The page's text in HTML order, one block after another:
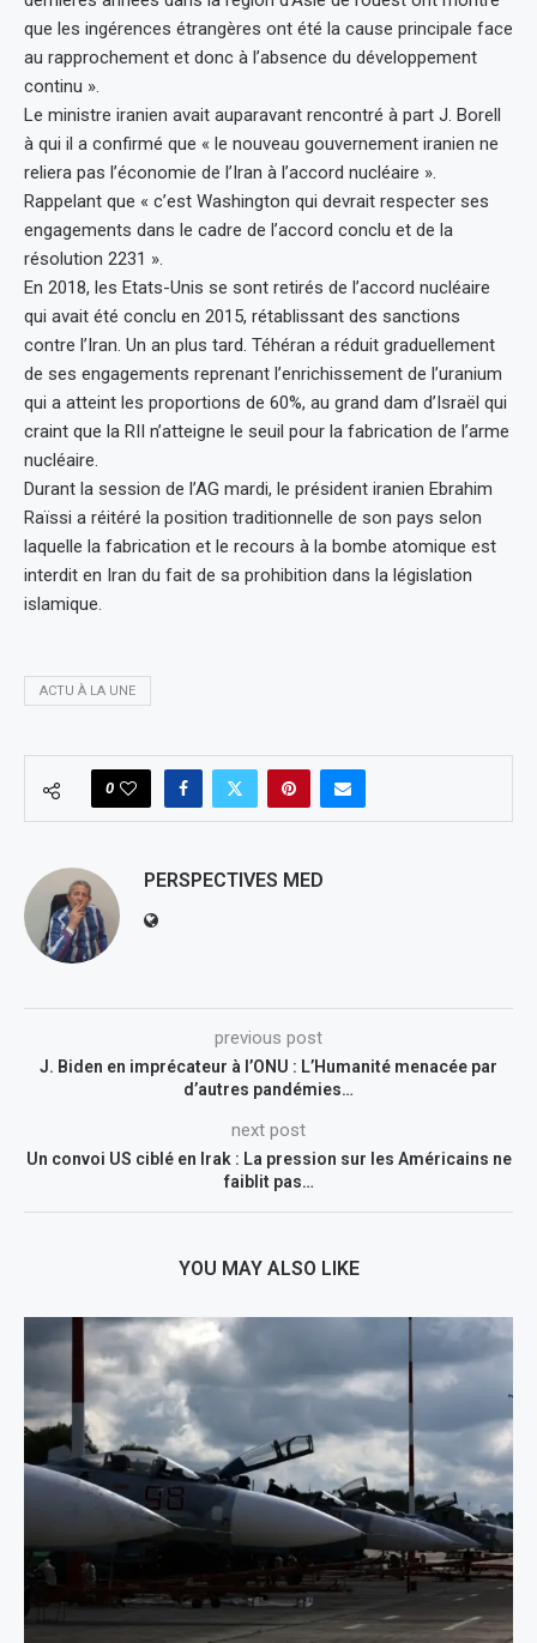
que les ingérences étrangères ont été la cause principale face
au rapprochement et donc à l’absence du développement
continu ».
Le ministre iranien avait auparavant rencontré à part J. Borell
à qui il a confirmé que « le nouveau gouvernement iranien ne
reliera pas l’économie de l’Iran à l’accord nucléaire ».
Rappelant que « c’est Washington qui devrait respecter ses
engagements dans le cadre de l’accord conclu et de la
résolution 2231 ».
En 2018, les Etats-Unis se sont retirés de l’accord nucléaire
qui avait été conclu en 2015, rétablissant des sanctions
contre l’Iran. Un an plus tard. Téhéran a réduit graduellement
de ses engagements reprenant l’enrichissement de l’uranium
qui a atteint les proportions de 60%, au grand dam d’Israël qui
craint que la RII n’atteigne le seuil pour la fabrication de l’arme
nucléaire.
Durant la session de l’AG mardi, le président iranien Ebrahim
Raïssi a réitéré la position traditionnelle de son pays selon
laquelle la fabrication et le recours à la bombe atomique est
interdit en Iran du fait de sa prohibition dans la législation
islamique.
ACTU À LA UNE
0
PERSPECTIVES MED
previous post
J. Biden en imprécateur à l’ONU : L’Humanité menacée par
d’autres pandémies…
next post
Un convoi US ciblé en Irak : La pression sur les Américains ne
faiblit pas…
YOU MAY ALSO LIKE